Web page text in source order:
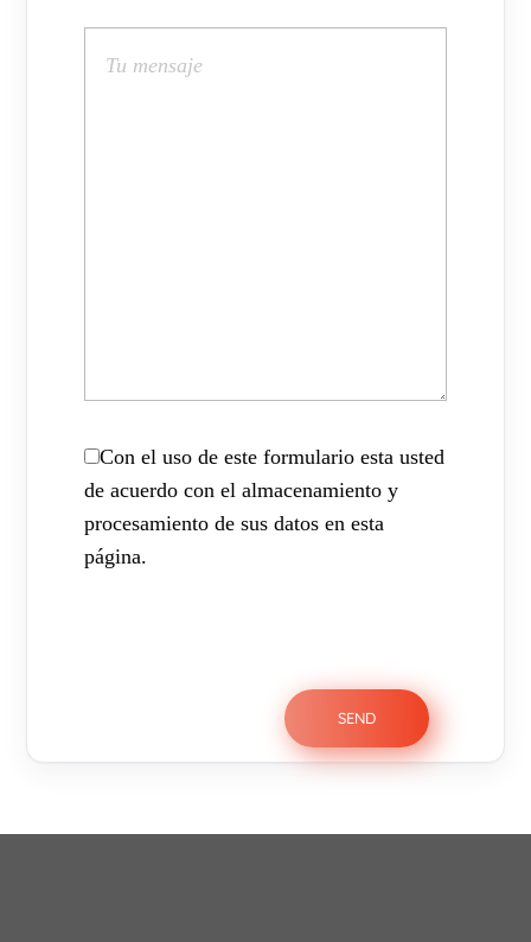
Con el uso de este formulario esta usted
de acuerdo con el almacenamiento y
procesamiento de sus datos en esta
página.